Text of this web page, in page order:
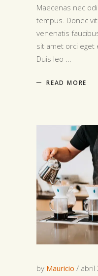
Maecenas nec
tempus. Donec
venenatis
sit amet orci eget
Duis leo
READ MORE
by Mauricio abril